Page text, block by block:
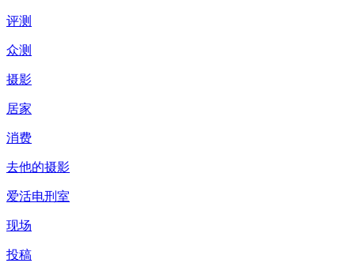
评测
众测
摄影
居家
消费
去他的摄影
爱活电刑室
现场
投稿